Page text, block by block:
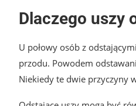
Dlaczego uszy
U połowy osób z
przodu. Powodem
Niekiedy te dwie przyczyny